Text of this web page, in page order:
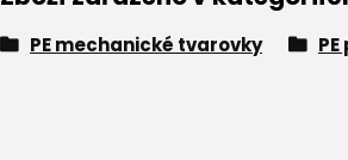
PE mechanické tvarovky